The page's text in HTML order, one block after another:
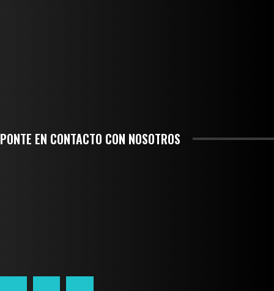
PONTE EN CONTACTO CON NOSOTROS